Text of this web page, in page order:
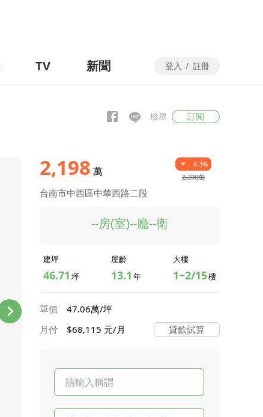
TV 新聞 登入 / 註冊
檢舉 訂閱
2,198 萬
8.3%
2,398萬
台南市中西區中華西路二段
--房(室)--廳--衛
建坪
46.71 坪
屋齡
13.1 年
大樓
1~2/15樓
單價
47.06萬/坪
月付
$68,115 元/月 貸款試算